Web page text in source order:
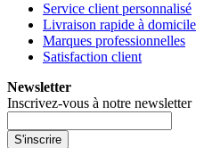
Service client personnalisé
Livraison rapide à domicile
Marques professionnelles
Satisfaction client
Newsletter
Inscrivez-vous à notre newsletter
S'inscrire